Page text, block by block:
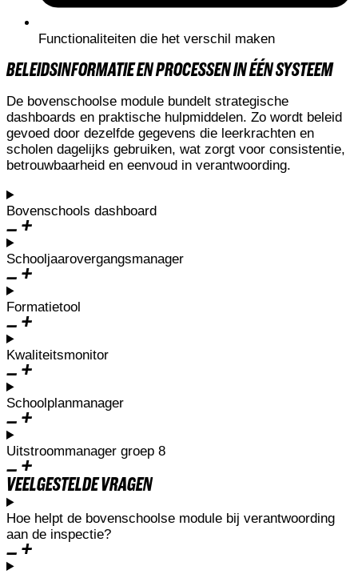
Functionaliteiten die het verschil maken
BELEIDSINFORMATIE EN PROCESSEN IN ÉÉN SYSTEEM
De bovenschoolse module bundelt strategische
dashboards en praktische hulpmiddelen. Zo wordt beleid
gevoed door dezelfde gegevens die leerkrachten en
scholen dagelijks gebruiken, wat zorgt voor consistentie,
betrouwbaarheid en eenvoud in verantwoording.
Bovenschools dashboard
Schooljaarovergangsmanager
Formatietool
Kwaliteitsmonitor
Schoolplanmanager
Uitstroommanager groep 8
VEELGESTELDE VRAGEN
Hoe helpt de bovenschoolse module bij verantwoording
aan de inspectie?